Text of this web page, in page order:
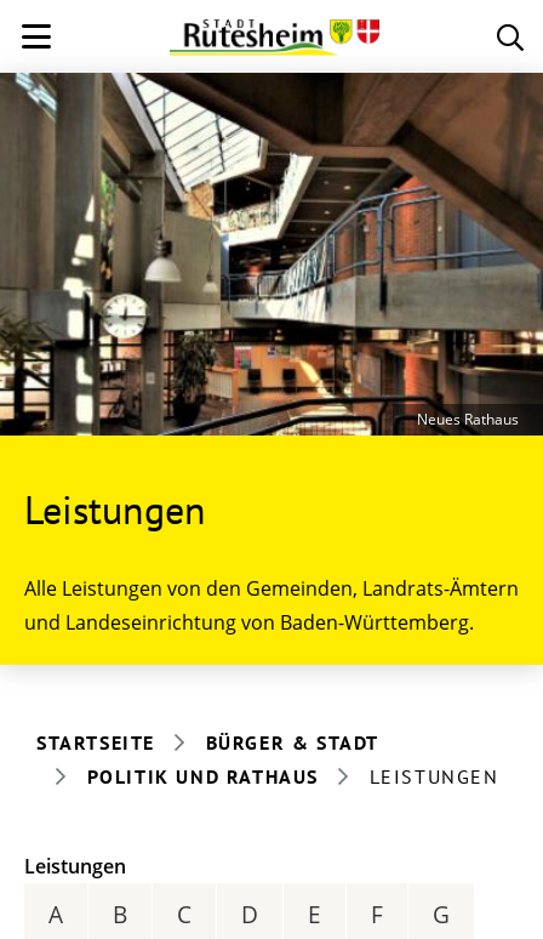
Leistungen
Alle Leistungen von den Gemeinden, Landrats-Ämtern
und Landeseinrichtung von Baden-Württemberg.
Neues Rathaus
STARTSEITE
BÜRGER & STADT
POLITIK UND RATHAUS
LEISTUNGEN
Leistungen
A B C D E F G